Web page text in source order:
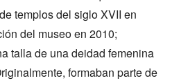
templos del siglo XVII en
del museo en 2010;
talla de una deidad femenina
formaban parte de